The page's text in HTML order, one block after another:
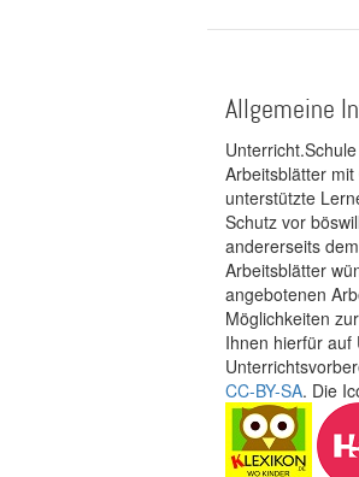
Allgemeine
Arbeitsblätter
unterstützte
Schutz vor
andererseits
Arbeitsblätter
angebotenen
Möglichkeiten
Ihnen hierfür auf
CC-BY-SA. Die